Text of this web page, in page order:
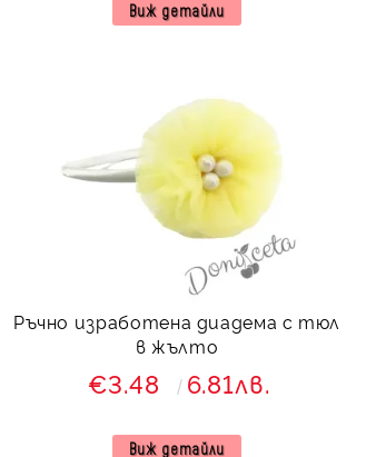
Виж детайли
Ръчно изработена диадема с тюл
в жълто
€3.48 6.81лв.
Виж детайли